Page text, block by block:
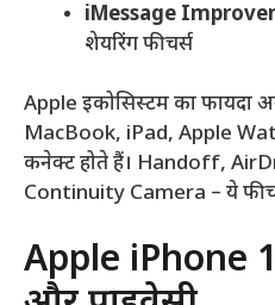
iMessage
शेयरिंग फीचर्स
Apple इकोसिस्टम का फायदा
MacBook, iPad, Apple
कनेक्ट होते हैं। Handoff,
Continuity Camera – ये फीचर्स
Apple iPhone